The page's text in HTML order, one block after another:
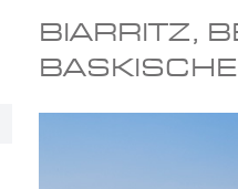
BIARRITZ,